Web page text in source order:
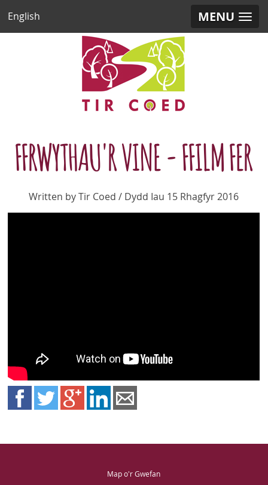
MENU
English
FFRWYTHAU'R VINE - FFILM FER
Written by Tir Coed / Dydd Iau 15 Rhagfyr 2016
Map o'r Gwefan